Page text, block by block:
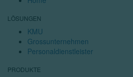
LÖSUNGEN
KMU
Grossunternehmen
Personaldienstleister
PRODUKTE